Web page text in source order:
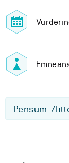
Pensum-/